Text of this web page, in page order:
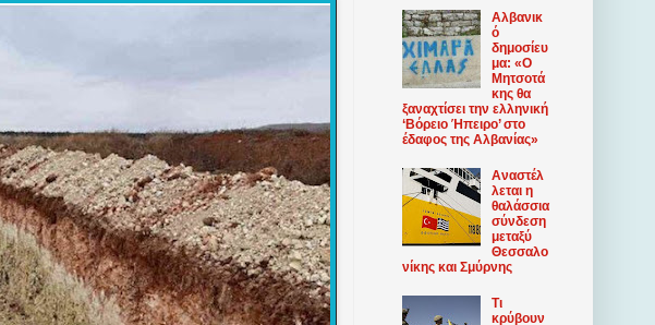
Αλβανικ
ό
δημοσίευ
μα: «Ο
Μητσοτά
κης θα
ξαναχτίσει την ελληνική
‘Βόρειο Ήπειρο’ στο
έδαφος της Αλβανίας»
Αναστέλ
λεται η
θαλάσσια
σύνδεση
μεταξύ
Θεσσαλο
νίκης και Σμύρνης
Τι
κρύβουν